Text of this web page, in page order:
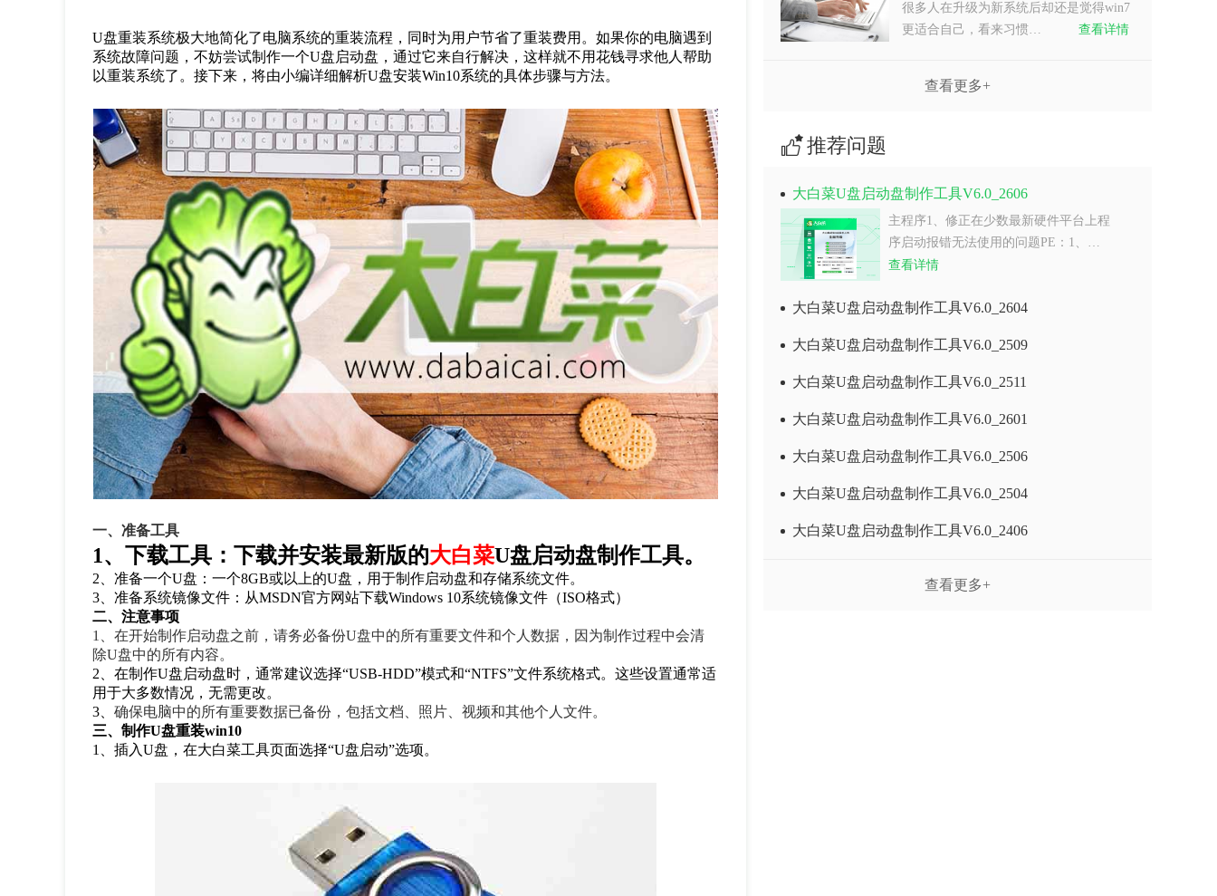
U盘重装系统极大地简化了电脑系统的重装流程，同时为用户节省了重装费用。如果你的电脑遇到
系统故障问题，不妨尝试制作一个U盘启动盘，通过它来自行解决，这样就不用花钱寻求他人帮助
以重装系统了。接下来，将由小编详细解析U盘安装Win10系统的具体步骤与方法。
一、准备工具
1、下载工具：下载并安装最新版的大白菜U盘启动盘制作工具。
2、准备一个U盘：一个8GB或以上的U盘，用于制作启动盘和存储系统文件。
3、准备系统镜像文件：从MSDN官方网站下载Windows 10系统镜像文件（ISO格式）
二、注意事项
1、在开始制作启动盘之前，请务必备份U盘中的所有重要文件和个人数据，因为制作过程中会清
除U盘中的所有内容。
2、在制作U盘启动盘时，通常建议选择“USB-HDD”模式和“NTFS”文件系统格式。这些设置通常适
用于大多数情况，无需更改。
3、确保电脑中的所有重要数据已备份，包括文档、照片、视频和其他个人文件。
三、制作U盘重装win10
1、插入U盘，在大白菜工具页面选择“U盘启动”选项。
很多人在升级为新系统后却还是觉得win7
更适合自己，看来习惯…
查看详情
查看更多+
推荐问题
大白菜U盘启动盘制作工具V6.0_2606
主程序1、修正在少数最新硬件平台上程
序启动报错无法使用的问题PE：1、…
查看详情
大白菜U盘启动盘制作工具V6.0_2604
大白菜U盘启动盘制作工具V6.0_2509
大白菜U盘启动盘制作工具V6.0_2511
大白菜U盘启动盘制作工具V6.0_2601
大白菜U盘启动盘制作工具V6.0_2506
大白菜U盘启动盘制作工具V6.0_2504
大白菜U盘启动盘制作工具V6.0_2406
查看更多+